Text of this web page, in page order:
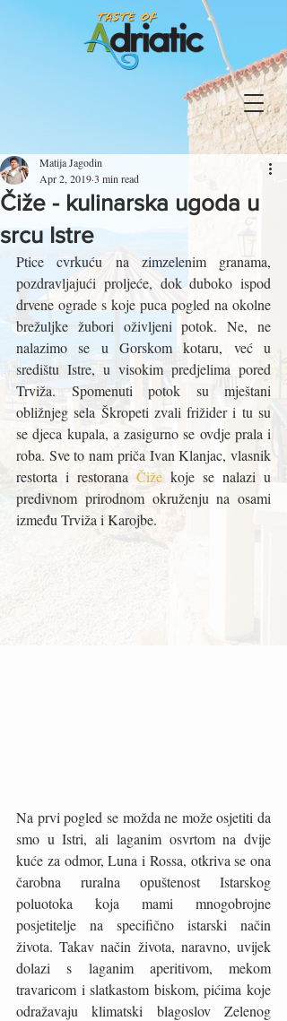
Čiže - kulinarska ugoda u
srcu Istre
Matija Jagodin
Apr 2, 20193 min read
Ptice cvrkuću na zimzelenim granama,
pozdravljajući proljeće, dok duboko ispod
drvene ograde s koje puca pogled na okolne
brežuljke žubori oživljeni potok. Ne, ne
nalazimo se u Gorskom kotaru, već u
središtu Istre, u visokim predjelima pored
Trviža. Spomenuti potok su mještani
obližnjeg sela Škropeti zvali frižider i tu su
se djeca kupala, a zasigurno se ovdje prala i
roba. Sve to nam priča Ivan Klanjac, vlasnik
restorta i restorana Čiže koje se nalazi u
predivnom prirodnom okruženju na osami
između Trviža i Karojbe.
Na prvi pogled se možda ne može osjetiti da
smo u Istri, ali laganim osvrtom na dvije
kuće za odmor, Luna i Rossa, otkriva se ona
čarobna ruralna opuštenost Istarskog
poluotoka koja mami mnogobrojne
posjetitelje na specifično istarski način
života. Takav način života, naravno, uvijek
dolazi s laganim aperitivom, mekom
travaricom i slatkastom biskom, pićima koje
odražavaju klimatski blagoslov Zelenog